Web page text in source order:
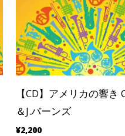
【CD】アメリカの響き
＆J.バーンズ
¥2,200